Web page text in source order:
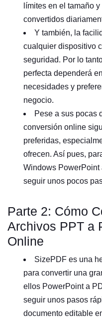
límites en el tamaño
convertidos
Y también, la
cualquier dispositivo
seguridad. Por lo
perfecta dependerá
necesidades y
negocio.
Pese a sus pocas
conversión online
preferidas,
ofrecen. Así pues,
Windows PowerPoint
seguir unos pocos
Parte 2: Cómo
Archivos PPT a
Online
SizePDF es una
para convertir una
ellos PowerPoint a
seguir unos pasos
documento editable